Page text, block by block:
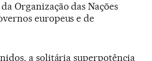
Organização das Nações
europeus e de
a solitária superpotência